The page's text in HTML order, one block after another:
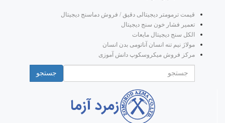
قیمت ترمومتر دیجیتالی دقیق / فروش دماسنج دیجیتال
تعمیر فشار خون سنج دیجیتال
الکل سنج دیجیتال مایعات
مولاژ نیم تنه انسان آناتومی بدن انسان
مرکز فروش میکروسکوپ دانش آموزی
فرم جستجو
جستجو